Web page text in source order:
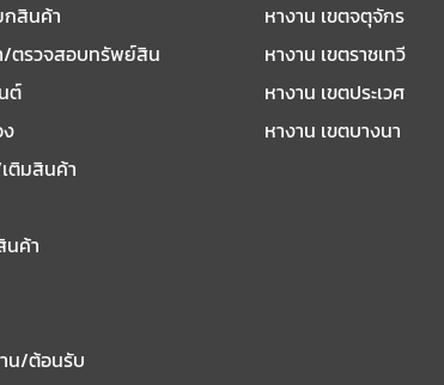
สินค้า
/ตรวจสอบทรัพย์สิน
ต์
ติมสินค้า
นค้า
น/ต้อนรับ
หางาน เขตจตุจักร
หางาน เขตราชเทวี
หางาน เขตประเวศ
หางาน เขตบางนา